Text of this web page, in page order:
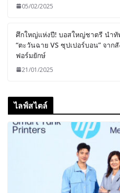
05/02/2025
ศึกใหญ่แห่งปี! บอสใหญ่ชาตรี นำทั
“ตะวันฉาย VS ซุปเปอร์บอน” จาก
ฟอร์มยักษ์
21/01/2025
ไลฟ์สไตล์